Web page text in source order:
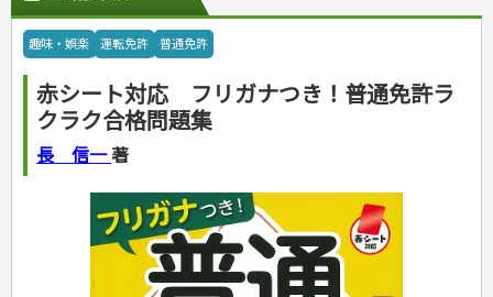
スポーツルール
野球
ゴルフ
ジュニアスポーツ
その他スポーツ
自然・アウトドア・ペット
アウトドア
犬・猫
園芸・野菜づくり
雑学
娯楽・ゲーム・占い
ナンプレ
ゲーム・マジック
家相・風水・占い
カルチャー・芸術・趣味
音楽・楽器
趣味・鑑賞・カメラ
絵画・デッサン
辞典
語学・旅行会話
運転免許
原付・二輪
普通免許
料理
料理・レシピ
各国料理
お弁当
調理器具クッキング
お菓子・ケーキ・パン
飲み物・お酒
手芸・クラフト
ソーイング
クラフト
インテリア・ハウジング
収納・掃除・暮らし
美容・ファッション
ダイエット・エクササイズ
着物・着つけ
冠婚葬祭・手紙・ペン字
手紙・ペン字
妊娠・出産・育児
離乳食・幼児食・こどもレシピ
健康と保育
家庭医学・健康
ツボ・マッサージ
家庭医学・病気
健康知識
栄養事典
看護・介護
看護一般
介護一般
保育・教育
パネルシアター
指導マニュアル
こどもの本
児童一般
おりがみ・あやとり
なぞなぞ・ゲーム
占い・心理ゲーム
のりもの・ずかん
読み物・絵本
音と光のでる絵本
学参・ドリル
夏休みドリル
総復習ドリル
学習・地図
自由研究・読書感想文
えんぴつちょう
就職活動
就職活動
就職試験
資格試験
英語検定・TOEIC
漢字検定・数学検定
簿記検定
経営・経済・法律
マネー・株・資産
ビジネス・法律
簿記・経理・税金・保険
自己啓発
自己啓発
ビジネス読み物
旅行・歴史
国内・海外旅行
趣味・娯楽 運転免許 普通免許
赤シート対応 フリガナつき！普通免許ラ
クラク合格問題集
長 信一著